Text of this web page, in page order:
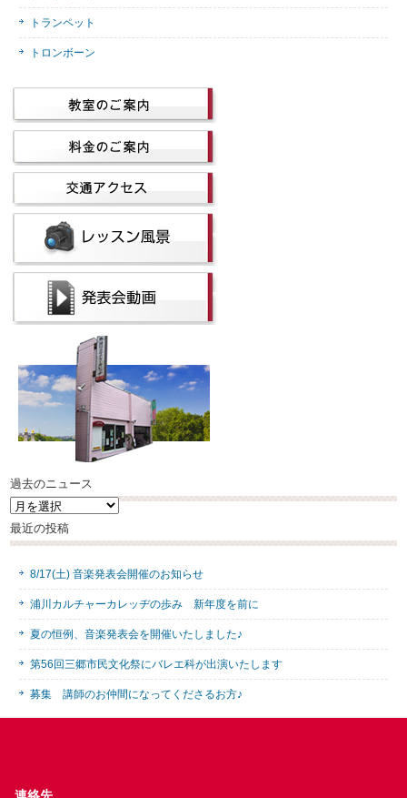
トランペット
トロンボーン
過去のニュース
過
去
の
ュ
ー
ス
最近の投稿
8/17(土) 音楽発表会開催のお知らせ
浦川カルチャーカレッヂの歩み 新年度を前に
夏の恒例、音楽発表会を開催いたしました♪
第56回三郷市民文化祭にバレエ科が出演いたします
募集 講師のお仲間になってくださるお方♪